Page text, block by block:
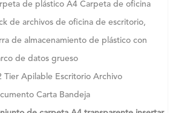
de plástico A4 Carpeta de oficina
de archivos de oficina de escritorio,
de almacenamiento de plástico con
de datos grueso
Tier Apilable Escritorio Archivo
Carta Bandeja